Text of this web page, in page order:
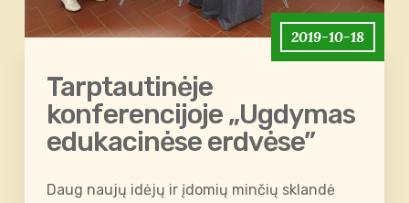
2019-10-18
Tarptautinėje
konferencijoje „Ugdymas
edukacinėse erdvėse”
Daug naujų idėjų ir įdomių minčių sklandė